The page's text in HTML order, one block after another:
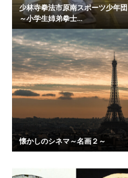
少林寺拳法市原南スポーツ少年団
～小学生姉弟拳士...
懐かしのシネマ～名画２～